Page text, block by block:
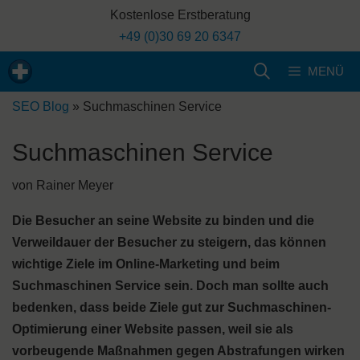
Kostenlose Erstberatung
+49 (0)30 69 20 6347
MENÜ
SEO Blog » Suchmaschinen Service
Suchmaschinen Service
von Rainer Meyer
Die Besucher an seine Website zu binden und die
Verweildauer der Besucher zu steigern, das können
wichtige Ziele im Online-Marketing und beim
Suchmaschinen Service sein. Doch man sollte auch
bedenken, dass beide Ziele gut zur Suchmaschinen-
Optimierung einer Website passen, weil sie als
vorbeugende Maßnahmen gegen Abstrafungen wirken